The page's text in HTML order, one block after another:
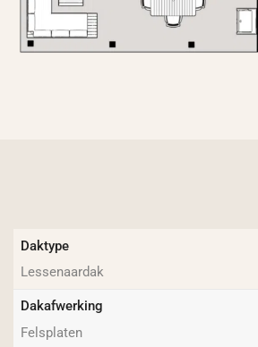
Daktype
Lessenaardak
Dakafwerking
Felsplaten